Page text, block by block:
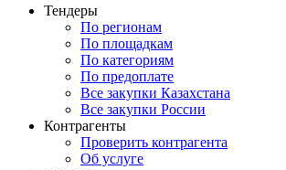
Тендеры
По регионам
По площадкам
По категориям
По предоплате
Все закупки Казахстана
Все закупки России
Контрагенты
Проверить контрагента
Об услуге